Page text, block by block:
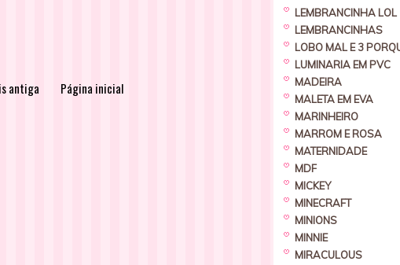
antiga Página inicial
LEMBRANCINHA LOL
LEMBRANCINHAS
LOBO MAL E 3
LUMINARIA EM PVC
MADEIRA
MALETA EM EVA
MARINHEIRO
MARROM E ROSA
MATERNIDADE
MDF
MICKEY
MINECRAFT
MINIONS
MINNIE
MIRACULOUS